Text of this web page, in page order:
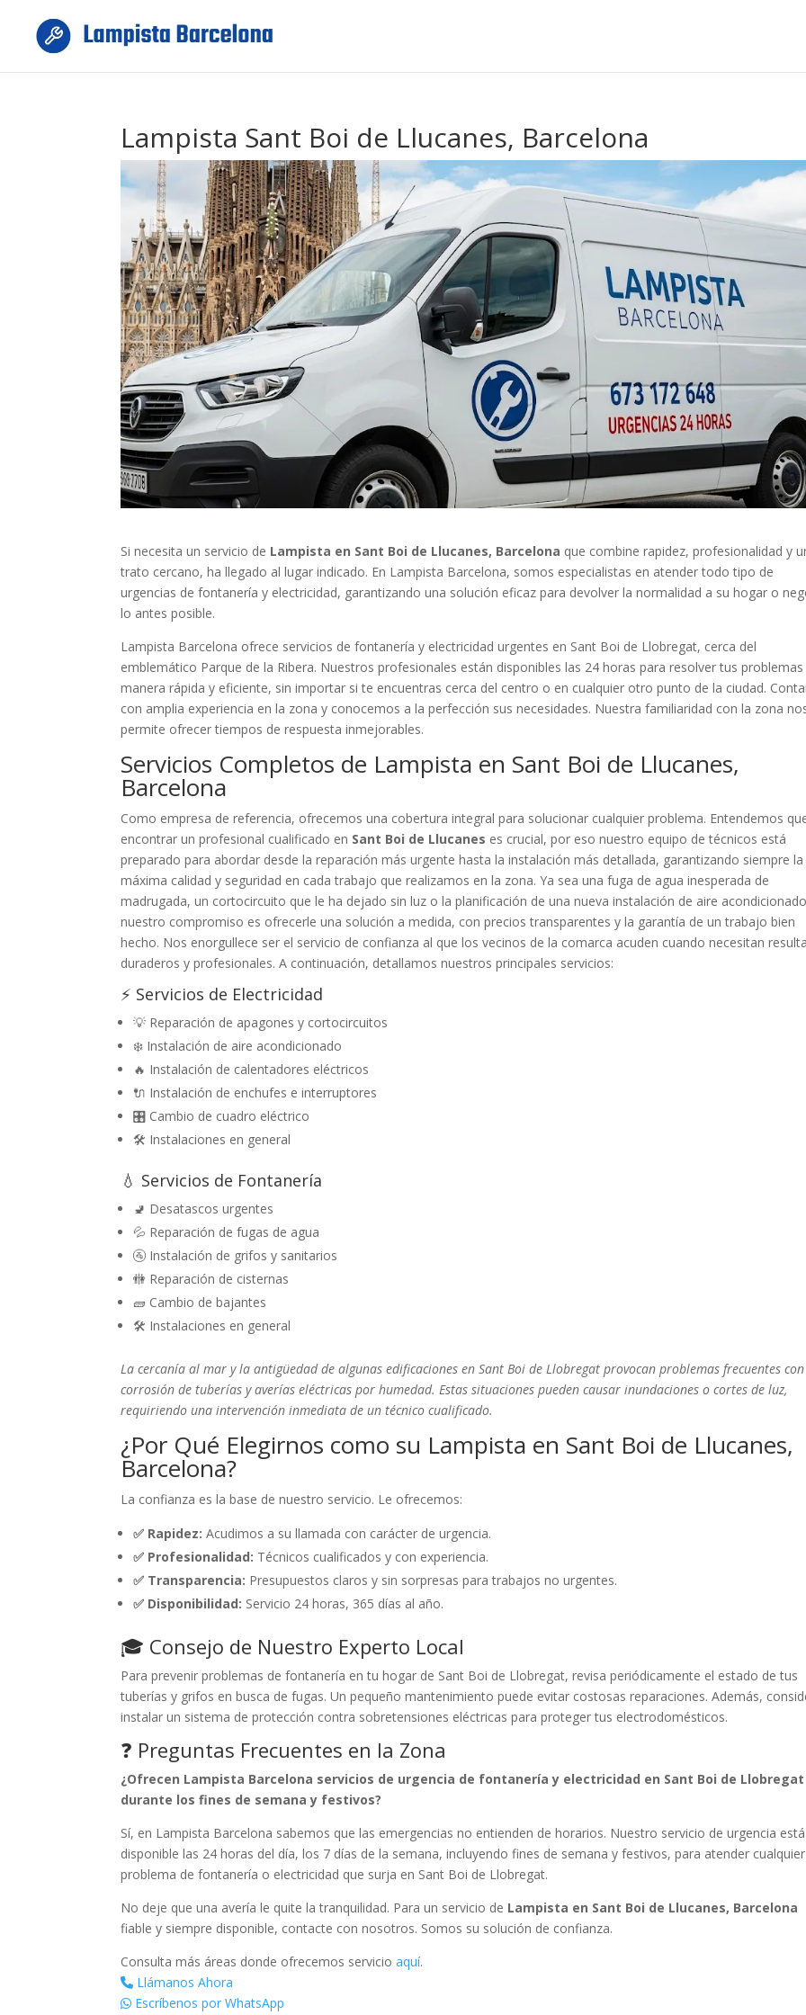
Lampista Sant Boi de Llucanes, Barcelona
Si necesita un servicio de Lampista en Sant Boi de Llucanes, Barcelona que combine rapidez, profesionalidad y
trato cercano, ha llegado al lugar indicado. En Lampista Barcelona, somos especialistas en atender todo tipo de
urgencias de fontanería y electricidad, garantizando una solución eficaz para devolver la normalidad a su hogar o
lo antes posible.
Lampista Barcelona ofrece servicios de fontanería y electricidad urgentes en Sant Boi de Llobregat, cerca del
emblemático Parque de la Ribera. Nuestros profesionales están disponibles las 24 horas para resolver tus
manera rápida y eficiente, sin importar si te encuentras cerca del centro o en cualquier otro punto de la ciudad.
con amplia experiencia en la zona y conocemos a la perfección sus necesidades. Nuestra familiaridad con la zona
permite ofrecer tiempos de respuesta inmejorables.
Servicios Completos de Lampista en Sant Boi de Llucanes,
Barcelona
Como empresa de referencia, ofrecemos una cobertura integral para solucionar cualquier problema. Entendemos
encontrar un profesional cualificado en Sant Boi de Llucanes es crucial, por eso nuestro equipo de técnicos está
preparado para abordar desde la reparación más urgente hasta la instalación más detallada, garantizando siempre la
máxima calidad y seguridad en cada trabajo que realizamos en la zona. Ya sea una fuga de agua inesperada de
madrugada, un cortocircuito que le ha dejado sin luz o la planificación de una nueva instalación de aire
nuestro compromiso es ofrecerle una solución a medida, con precios transparentes y la garantía de un trabajo bien
hecho. Nos enorgullece ser el servicio de confianza al que los vecinos de la comarca acuden cuando necesitan
duraderos y profesionales. A continuación, detallamos nuestros principales servicios:
⚡ Servicios de Electricidad
💡 Reparación de apagones y cortocircuitos
❄️ Instalación de aire acondicionado
🔥 Instalación de calentadores eléctricos
🔌 Instalación de enchufes e interruptores
🎛️ Cambio de cuadro eléctrico
🛠️ Instalaciones en general
💧 Servicios de Fontanería
🚽 Desatascos urgentes
💦 Reparación de fugas de agua
🚰 Instalación de grifos y sanitarios
🚻 Reparación de cisternas
🧱 Cambio de bajantes
🛠️ Instalaciones en general
La cercanía al mar y la antigüedad de algunas edificaciones en Sant Boi de Llobregat provocan problemas frecuentes
corrosión de tuberías y averías eléctricas por humedad. Estas situaciones pueden causar inundaciones o cortes de luz,
requiriendo una intervención inmediata de un técnico cualificado.
¿Por Qué Elegirnos como su Lampista en Sant Boi de Llucanes,
Barcelona?
La confianza es la base de nuestro servicio. Le ofrecemos:
✅ Rapidez: Acudimos a su llamada con carácter de urgencia.
✅ Profesionalidad: Técnicos cualificados y con experiencia.
✅ Transparencia: Presupuestos claros y sin sorpresas para trabajos no urgentes.
✅ Disponibilidad: Servicio 24 horas, 365 días al año.
🎓 Consejo de Nuestro Experto Local
Para prevenir problemas de fontanería en tu hogar de Sant Boi de Llobregat, revisa periódicamente el estado de tus
tuberías y grifos en busca de fugas. Un pequeño mantenimiento puede evitar costosas reparaciones. Además,
instalar un sistema de protección contra sobretensiones eléctricas para proteger tus electrodomésticos.
❓ Preguntas Frecuentes en la Zona
¿Ofrecen Lampista Barcelona servicios de urgencia de fontanería y electricidad en Sant Boi de Llobregat
durante los fines de semana y festivos?
Sí, en Lampista Barcelona sabemos que las emergencias no entienden de horarios. Nuestro servicio de urgencia está
disponible las 24 horas del día, los 7 días de la semana, incluyendo fines de semana y festivos, para atender cualquier
problema de fontanería o electricidad que surja en Sant Boi de Llobregat.
No deje que una avería le quite la tranquilidad. Para un servicio de Lampista en Sant Boi de Llucanes, Barcelona
fiable y siempre disponible, contacte con nosotros. Somos su solución de confianza.
Consulta más áreas donde ofrecemos servicioaquí.
Llámanos Ahora
Escríbenos por WhatsApp